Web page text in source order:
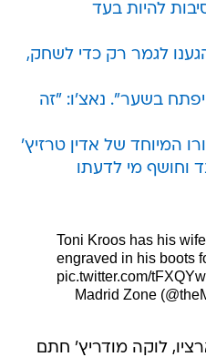
נופלות לאט: 8 סיבות להיות בעד
לגמר רק כדי לשחק,
בשער". נאצ'ו: "זה
המיוחד של אדין טרזיץ'
וחושף מי לדעתו
Toni Kroos has his
engraved in his boots
pic.twitter.com/
לוקה מודריץ' חתם